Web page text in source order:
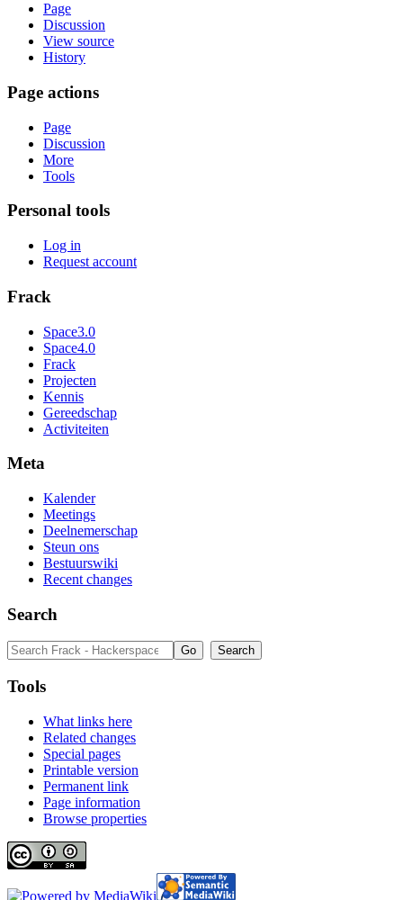
Page
Discussion
View source
History
Page actions
Page
Discussion
More
Tools
Personal tools
Log in
Request account
Frack
Space3.0
Space4.0
Frack
Projecten
Kennis
Gereedschap
Activiteiten
Meta
Kalender
Meetings
Deelnemerschap
Steun ons
Bestuurswiki
Recent changes
Search
Tools
What links here
Related changes
Special pages
Printable version
Permanent link
Page information
Browse properties